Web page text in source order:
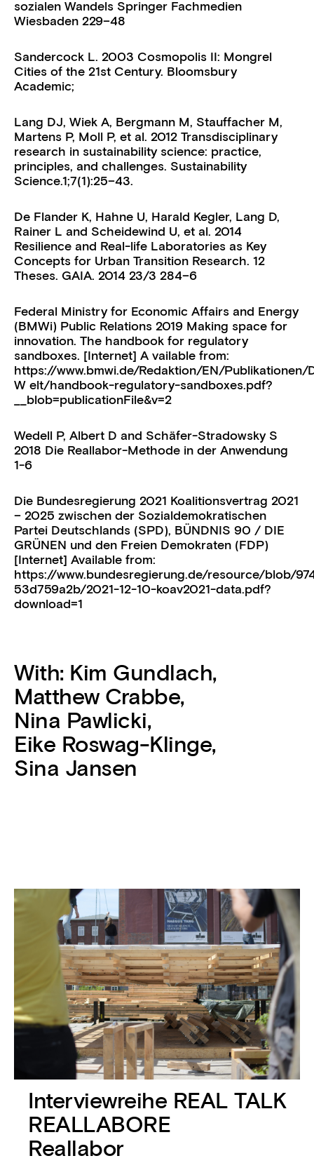
sozialen Wandels Springer Fachmedien
Wiesbaden 229–48
Sandercock L. 2003 Cosmopolis II: Mongrel
Cities of the 21st Century. Bloomsbury
Academic;
Lang DJ, Wiek A, Bergmann M, Stauffacher M,
Martens P, Moll P, et al. 2012 Transdisciplinary
research in sustainability science: practice,
principles, and challenges. Sustainability
Science.1;7(1):25–43.
De Flander K, Hahne U, Harald Kegler, Lang D,
Rainer L and Scheidewind U, et al. 2014
Resilience and Real-life Laboratories as Key
Concepts for Urban Transition Research. 12
Theses. GAIA. 2014 23/3 284–6
Federal Ministry for Economic Affairs and Energy
(BMWi) Public Relations 2019 Making space for
innovation. The handbook for regulatory
sandboxes. [Internet] A vailable from:
https://www.bmwi.de/Redaktion/EN/Publikationen/
W elt/handbook-regulatory-sandboxes.pdf?
__blob=publicationFile&v=2
Wedell P, Albert D and Schäfer-Stradowsky S
2018 Die Reallabor-Methode in der Anwendung
1-6
Die Bundesregierung 2021 Koalitionsvertrag 2021
– 2025 zwischen der Sozialdemokratischen
Partei Deutschlands (SPD), BÜNDNIS 90 / DIE
GRÜNEN und den Freien Demokraten (FDP)
[Internet] Available from:
https://www.bundesregierung.de/resource/blob/
53d759a2b/2021-12-10-koav2021-data.pdf?
download=1
With: Kim Gundlach,
Matthew Crabbe,
Nina Pawlicki,
Eike Roswag-Klinge,
Sina Jansen
Interviewreihe REAL TALK
REALLABORE
Reallabor